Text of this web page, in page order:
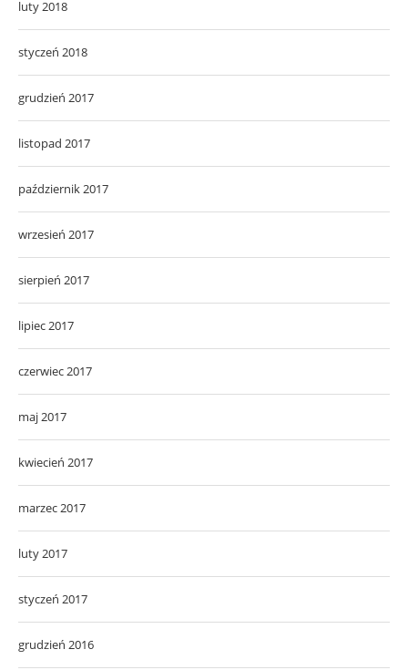
luty 2018
styczeń 2018
grudzień 2017
listopad 2017
październik 2017
wrzesień 2017
sierpień 2017
lipiec 2017
czerwiec 2017
maj 2017
kwiecień 2017
marzec 2017
luty 2017
styczeń 2017
grudzień 2016